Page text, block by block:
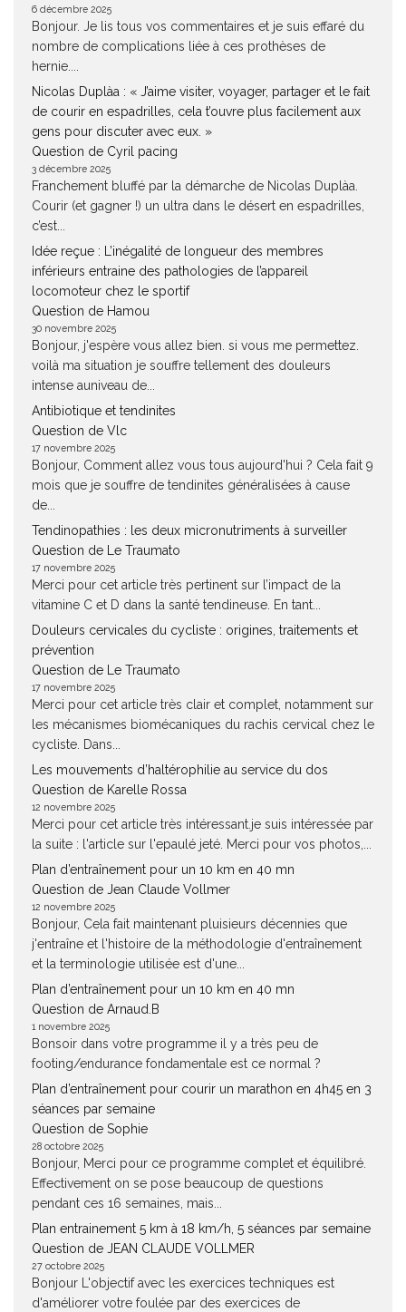
6 décembre 2025
Bonjour. Je lis tous vos commentaires et je suis effaré du
nombre de complications liée à ces prothèses de
hernie....
Nicolas Duplàa : « J’aime visiter, voyager, partager et le fait
de courir en espadrilles, cela t’ouvre plus facilement aux
gens pour discuter avec eux. »
Question de Cyril pacing
3 décembre 2025
Franchement bluffé par la démarche de Nicolas Duplàa.
Courir (et gagner !) un ultra dans le désert en espadrilles,
c’est...
Idée reçue : L’inégalité de longueur des membres
inférieurs entraine des pathologies de l’appareil
locomoteur chez le sportif
Question de Hamou
30 novembre 2025
Bonjour, j'espère vous allez bien. si vous me permettez.
voilà ma situation je souffre tellement des douleurs
intense auniveau de...
Antibiotique et tendinites
Question de Vlc
17 novembre 2025
Bonjour, Comment allez vous tous aujourd'hui ? Cela fait 9
mois que je souffre de tendinites généralisées à cause
de...
Tendinopathies : les deux micronutriments à surveiller
Question de Le Traumato
17 novembre 2025
Merci pour cet article très pertinent sur l’impact de la
vitamine C et D dans la santé tendineuse. En tant...
Douleurs cervicales du cycliste : origines, traitements et
prévention
Question de Le Traumato
17 novembre 2025
Merci pour cet article très clair et complet, notamment sur
les mécanismes biomécaniques du rachis cervical chez le
cycliste. Dans...
Les mouvements d’haltérophilie au service du dos
Question de Karelle Rossa
12 novembre 2025
Merci pour cet article très intéressant.je suis intéressée par
la suite : l'article sur l'epaulé jeté. Merci pour vos photos,...
Plan d’entraînement pour un 10 km en 40 mn
Question de Jean Claude Vollmer
12 novembre 2025
Bonjour, Cela fait maintenant pluisieurs décennies que
j'entraîne et l'histoire de la méthodologie d'entraînement
et la terminologie utilisée est d'une...
Plan d’entraînement pour un 10 km en 40 mn
Question de Arnaud.B
1 novembre 2025
Bonsoir dans votre programme il y a très peu de
footing/endurance fondamentale est ce normal ?
Plan d’entraînement pour courir un marathon en 4h45 en 3
séances par semaine
Question de Sophie
28 octobre 2025
Bonjour, Merci pour ce programme complet et équilibré.
Effectivement on se pose beaucoup de questions
pendant ces 16 semaines, mais...
Plan entrainement 5 km à 18 km/h, 5 séances par semaine
Question de JEAN CLAUDE VOLLMER
27 octobre 2025
Bonjour L'objectif avec les exercices techniques est
d'améliorer votre foulée par des exercices de